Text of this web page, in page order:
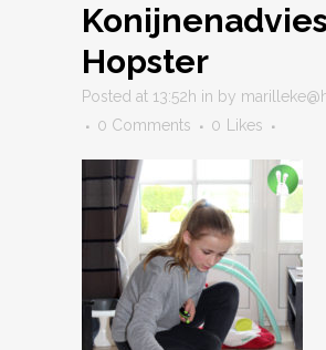
Hopster
Posted at 13:52h in by
0 Comments
0 Likes